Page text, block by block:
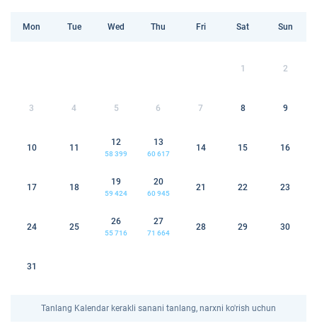
Mon Tue Wed Thu Fri Sat Sun
1 2
3 4 5 6 7 8 9
10 11
12
58 399
13
60 617
14 15 16
17 18
19
59 424
20
60 945
21 22 23
24 25
26
55 716
27
71 664
28 29 30
31
Tanlang Kalendar kerakli sanani tanlang, narxni ko'rish uchun